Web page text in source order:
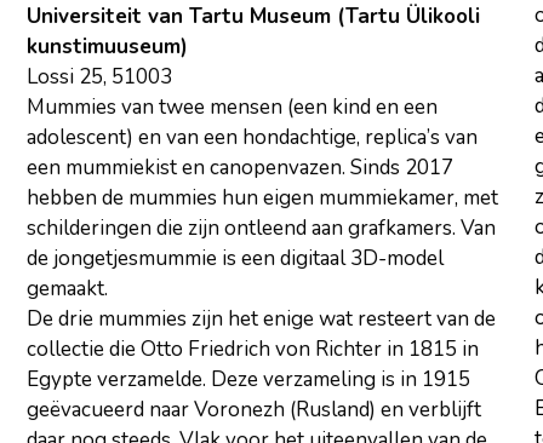
Universiteit van Tartu Museum (Tartu Ülikooli
kunstimuuseum)
Lossi 25, 51003
Mummies van twee mensen (een kind en een
adolescent) en van een hondachtige, replica’s van
een mummiekist en canopenvazen. Sinds 2017
hebben de mummies hun eigen mummiekamer, met
schilderingen die zijn ontleend aan grafkamers. Van
de jongetjesmummie is een digitaal 3D-model
gemaakt.
De drie mummies zijn het enige wat resteert van de
collectie die Otto Friedrich von Richter in 1815 in
Egypte verzamelde. Deze verzameling is in 1915
geëvacueerd naar Voronezh (Rusland) en verblijft